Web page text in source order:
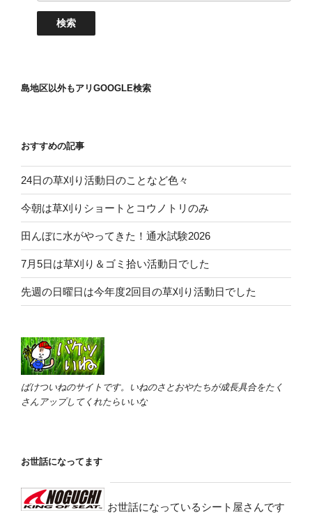
島地区以外もアリGOOGLE検索
おすすめの記事
24日の草刈り活動日のことなど色々
今朝は草刈りショートとコウノトリのみ
田んぼに水がやってきた！通水試験2026
7月5日は草刈り＆ゴミ拾い活動日でした
先週の日曜日は今年度2回目の草刈り活動日でした
ばけついねのサイトです。いねのさとおやたちが成長具合をたく
さんアップしてくれたらいいな
お世話になってます
お世話になっているシート屋さんです